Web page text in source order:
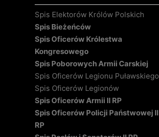
Spis Elektorów Królów Polskich
Spis Bieżeńców
Spis Oficerów Królestwa
Kongresowego
Spis Poborowych Armii Carskiej
Spis Oficerów Legionu Puławskiego
Spis Oficerów Legionów
Spis Oficerów Armii II RP
Spis Oficerów Policji Państwowej II
RP